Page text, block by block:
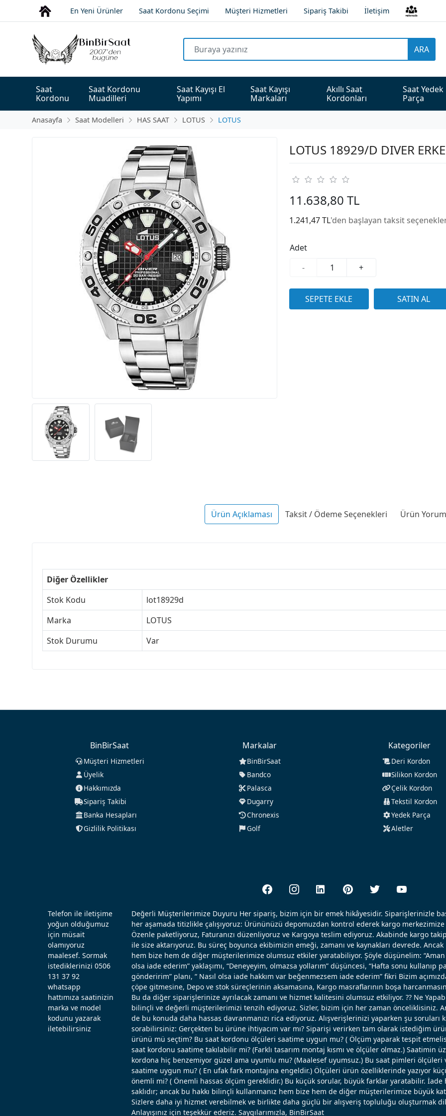
En Yeni Ürünler Saat Kordonu Seçimi Müşteri Hizmetleri Sipariş Takibi İletişim
ARA
Saat
Kordonu
Saat Kordonu
Muadilleri
Saat Kayışı El
Yapımı
Saat Kayışı
Markaları
Akıllı Saat
Kordonları
Saat Yedek
Parça
Anasayfa Saat Modelleri HAS SAAT LOTUS LOTUS
LOTUS 18929/D DIVER
11.638,80 TL
1.241,47 TL'den başlayan taksit
Adet
-
+
Ürün Açıklaması Taksit / Ödeme Seçenekleri Ürün
Diğer Özellikler
Stok Kodu
lot18929d
Marka
LOTUS
Stok Durumu
Var
BinBirSaat
Müşteri Hizmetleri
Üyelik
Hakkımızda
Sipariş Takibi
Banka Hesapları
Gizlilik Politikası
Markalar
BinBirSaat
Bandco
Palasca
Dugarry
Chronexis
Golf
Kategoriler
Deri Kordon
Silikon Kordon
Çelik Kordon
Tekstil Kordon
Yedek Parça
Aletler
Telefon ile iletişime
yoğun olduğumuz
için müsait
olamıyoruz
maalesef. Sormak
istediklerinizi 0506
131 37 92
whatsapp
hattımıza saatinizin
marka ve model
kodunu yazarak
iletebilirsiniz
Değerli Müşterilerimize Duyuru Her sipariş, bizim için bir emek hikâyesidir. Siparişlerinizle
her aşamada titizlikle çalışıyoruz: Ürününüzü depomuzdan kontrol ederek kargo merkezimize
Özenle paketliyoruz, Faturanızı düzenliyoruz ve Kargoya teslim ediyoruz. Akabinde kargo
ile size aktarıyoruz. Bu süreç boyunca ekibimizin emeği, zamanı ve kaynakları devrede.
hem bize hem de diğer müşterilerimize olumsuz etkiler yaratabiliyor. Şöyle düşünelim: “Aman
olsa iade ederim” yaklaşımı, “Deneyeyim, olmazsa yollarım” düşüncesi, “Hafta sonu kullanıp
gönderirim” planı, “ Nasıl olsa iade hakkım var beğenmezsem iade ederim” fikri Bizim
çöpe gitmesine, Depo ve stok süreçlerinin aksamasına, Kargo masraflarının boşa
Bu da diğer siparişlerinize ayrılacak zamanı ve hizmet kalitesini olumsuz etkiliyor. ?? Ne
bilinçli ve değerli müşterilerimizi tenzih ediyoruz. Sizler, bizim için her zaman önceliklisiniz.
de bu konuda daha hassas davranmanızı rica ediyoruz. Alışverişlerinizi yaparken şu soruları
sorabilirsiniz: Gerçekten bu ürüne ihtiyacım var mı? Siparişi verirken tam olarak istediğim
ürünü mü seçtim? Bu saat kordonu ölçüleri saatime uygun mu? ( Ölçüm yaparak tespit
saat kordonu saatime takılabilir mi? (Farklı tasarım montaj kısmı ve ölçüler olmaz.) Saatimin
kordona hiç benzemiyor güzel ama uyumlu mu? (Maalesef uyumsuz.) Bu saat pimleri ölçüleri
saatime uygun mu? ( En ufak fark montajına engeldir.) Ölçüleri ürün özelliklerinde yazıyor
önemli mi? ( Önemli hassas ölçüm gereklidir.) Bu küçük sorular, büyük farklar yaratabilir. İade
saklıdır; ancak bu hakkı bilinçli kullanmanız hem bize hem de diğer müşterilerimize büyük
Sizlere daha iyi hizmet verebilmek ve birlikte daha güçlü bir alışveriş topluluğu oluşturmak
Anlayışınız için teşekkür ederiz. Saygılarımızla, BinBirSaat